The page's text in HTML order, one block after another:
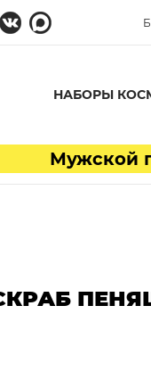
НАБОРЫ
Мужской
СКРАБ